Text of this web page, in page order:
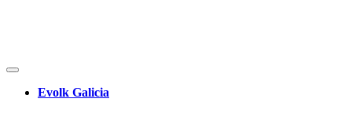
Evolk Galicia